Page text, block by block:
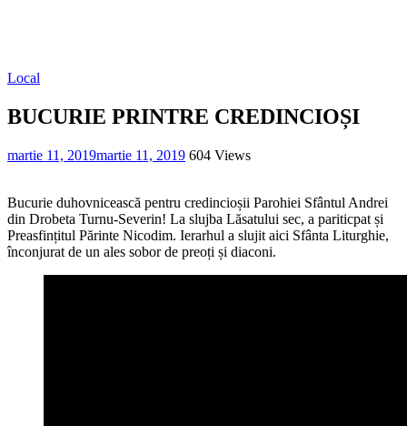
Local
BUCURIE PRINTRE CREDINCIOȘI
martie 11, 2019martie 11, 2019 604 Views
Bucurie duhovnicească pentru credincioșii Parohiei Sfântul Andrei
din Drobeta Turnu-Severin! La slujba Lăsatului sec, a pariticpat și
Preasfințitul Părinte Nicodim. Ierarhul a slujit aici Sfânta Liturghie,
înconjurat de un ales sobor de preoți și diaconi.